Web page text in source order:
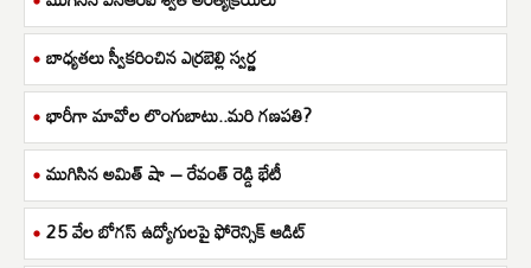
బాధ్యతలు స్వీకరించిన ఎర్రబెల్లి స్వర్ణ
భారీగా మావోల లొంగుబాటు..మరి గణపతి?
ముగిసిన అమిత్ షా – రేవంత్ రెడ్డి భేటీ
25 వేల బోగస్ ఉద్యోగులపై ఫోరెన్సిక్ ఆడిట్